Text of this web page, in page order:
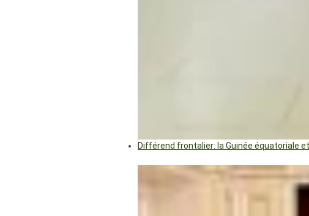
Différend frontalier: la Guinée équatoriale